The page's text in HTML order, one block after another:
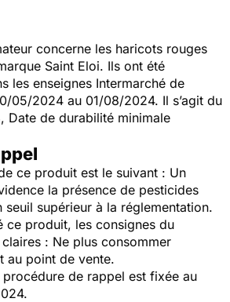
concerne les haricots rouges
Saint Eloi. Ils ont été
les enseignes Intermarché de
05/2024 au 01/08/2024. Il s’agit du
Date de durabilité minimale
ce produit est le suivant : Un
la présence de pesticides
supérieur à la réglementation.
ce produit, les consignes du
: Ne plus consommer
au point de vente.
de rappel est fixée au